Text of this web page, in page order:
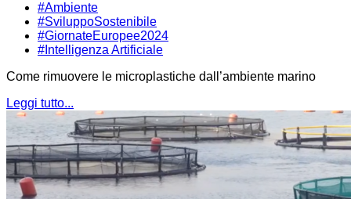
#Ambiente
#SviluppoSostenibile
#GiornateEuropee2024
#Intelligenza Artificiale
Come rimuovere le microplastiche dall’ambiente marino
Leggi tutto...